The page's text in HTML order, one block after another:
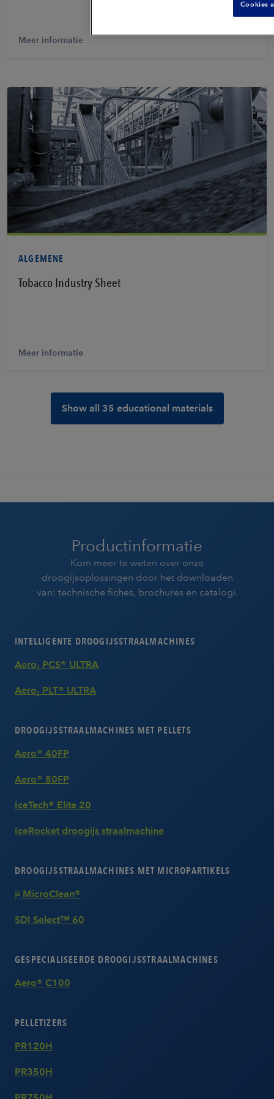
Meer informatie
ALGEMENE
Tobacco Industry Sheet
Bekijk PDF
Meer informatie
Show all 35 educational materials
Productinformatie
Kom meer te weten over onze
droogijsoplossingen door het downloaden
van: technische fiches, brochures en catalogi.
INTELLIGENTE DROOGIJSSTRAALMACHINES
Aero 2 PCS® ULTRA
Aero 2 PLT® ULTRA
DROOGIJSSTRAALMACHINES MET PELLETS
Aero® 40FP
Aero® 80FP
IceTech® Elite 20
IceRocket droogijs straalmachine
DROOGIJSSTRAALMACHINES MET MICROPARTIKELS
i 3 MicroClean®
SDI Select™ 60
GESPECIALISEERDE DROOGIJSSTRAALMACHINES
Aero® C100
PELLETIZERS
PR120H
PR350H
Cookies